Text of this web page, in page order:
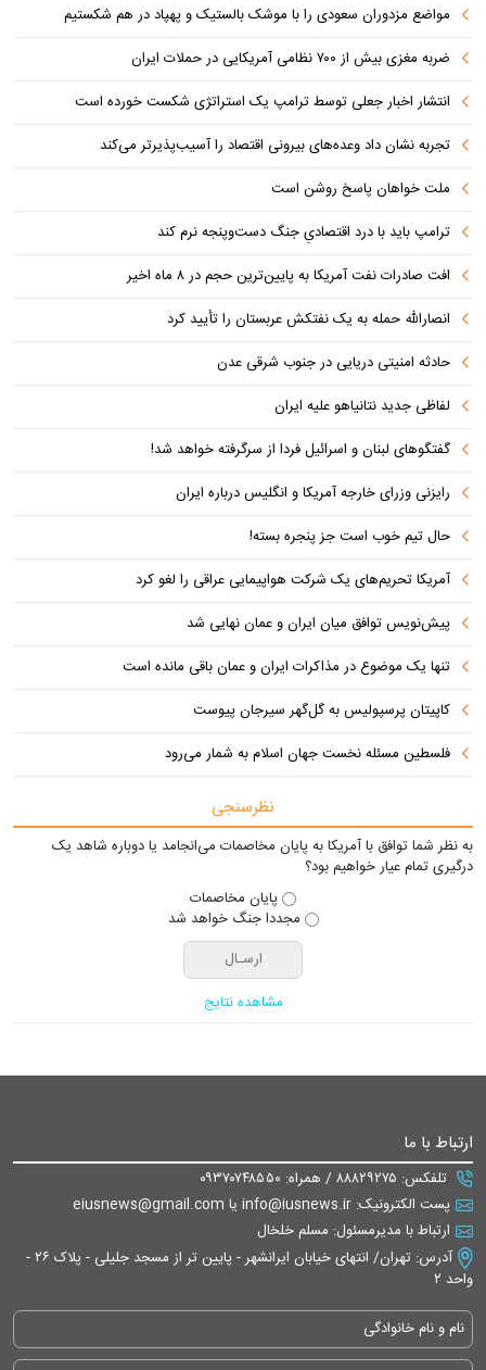
مواضع مزدوران سعودی را با موشک بالستیک و پهپاد در هم شکستیم
ضربه مغزی بیش از ۷۰۰ نظامی آمریکایی در حملات ایران
انتشار اخبار جعلی توسط ترامپ یک استراتژی شکست خورده است
تجربه نشان داد وعده‌های بیرونی اقتصاد را آسیب‌پذیرتر می‌کند
ملت خواهان پاسخ روشن است
ترامپ باید با درد اقتصادیِ جنگ دست‌و‌پنجه نرم کند
افت صادرات نفت آمریکا به پایین‌ترین حجم در ۸ ماه اخیر
انصارالله حمله به یک نفتکش عربستان را تأیید کرد
حادثه امنیتی دریایی در جنوب شرقی عدن
لفاظی جدید نتانیاهو علیه ایران
گفتگوهای لبنان و اسرائیل فردا از سرگرفته خواهد شد!
رایزنی وزرای خارجه آمریکا و انگلیس درباره ایران
حال تیم خوب است جز پنجره بسته!
آمریکا تحریم‌های یک شرکت هواپیمایی عراقی را لغو کرد
پیش‌نویس توافق میان ایران و عمان نهایی شد
تنها یک موضوع در مذاکرات ایران و عمان باقی مانده است
کاپیتان پرسپولیس به گل‌گهر سیرجان پیوست
فلسطین مسئله نخست جهان اسلام به شمار می‌رود
نظرسنجی
به نظر شما توافق با آمریکا به پایان مخاصمات می‌انجامد یا دوباره شاهد یک
درگیری تمام عیار خواهیم بود؟
پایان مخاصمات
مجددا جنگ خواهد شد
مشاهده نتایج
ارتباط با ما
تلفکس: ۸۸۸۲۹۲۷۵ / همراه: ۰۹۳۷۰۷۴۸۵۵۰
پست الکترونیک: info@iusnews.ir یا eiusnews@gmail.com
ارتباط با مدیرمسئول: مسلم خلخال
آدرس: تهران/ انتهای خیابان ایرانشهر - پایین تر از مسجد جلیلی - پلاک ۲۶ -
واحد ۲